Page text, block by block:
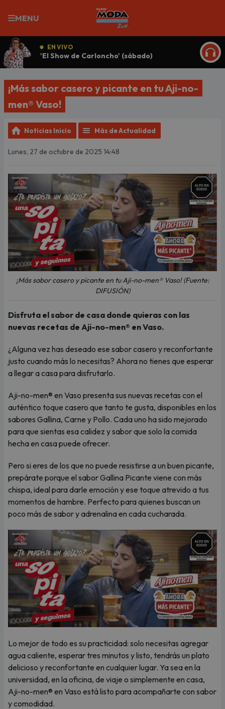
MENU
EN VIVO
'El Show de Carloncho' (sábado)
¡Más sabor casero y picante en tu Aji-no-
men® Vaso!
Noticias Inicio Más de Actualidad
Lunes, 27 de octubre de 2025 14:48
¡Más sabor casero y picante en tu Aji-no-men® Vaso! (Fuente:
DIFUSIÓN)
Disfruta el sabor de casa donde quieras con las
nuevas recetas de Aji-no-men® en Vaso.
¿Alguna vez has deseado ese sabor casero y reconfortante
justo cuando más lo necesitas? Ahora no tienes que esperar
a llegar a casa para disfrutarlo.
Aji-no-men® en Vaso presenta sus nuevas recetas con el
auténtico toque casero que tanto te gusta, disponibles en los
sabores Gallina, Carne y Pollo. Cada uno ha sido mejorado
para que sientas esa calidez y sabor que solo la comida
hecha en casa puede ofrecer.
Pero si eres de los que no puede resistirse a un buen picante,
prepárate porque el sabor Gallina Picante viene con más
chispa, ideal para darle emoción y ese toque atrevido a tus
momentos de hambre. Perfecto para quienes buscan un
poco más de sabor y adrenalina en cada cucharada.
Lo mejor de todo es su practicidad: solo necesitas agregar
agua caliente, esperar tres minutos y listo, tendrás un plato
delicioso y reconfortante en cualquier lugar. Ya sea en la
universidad, en la oficina, de viaje o simplemente en casa,
Aji-no-men® en Vaso está listo para acompañarte con sabor
y comodidad.